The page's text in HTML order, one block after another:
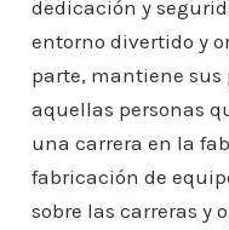
dedicación y
entorno divertido y
parte, mantiene sus
aquellas personas
una carrera en la
fabricación de
sobre las carreras y